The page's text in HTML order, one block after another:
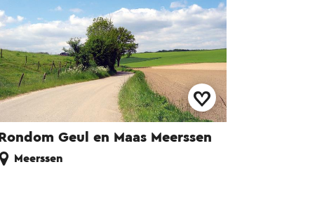
Rondom Geul en Maas Meerssen
Meerssen